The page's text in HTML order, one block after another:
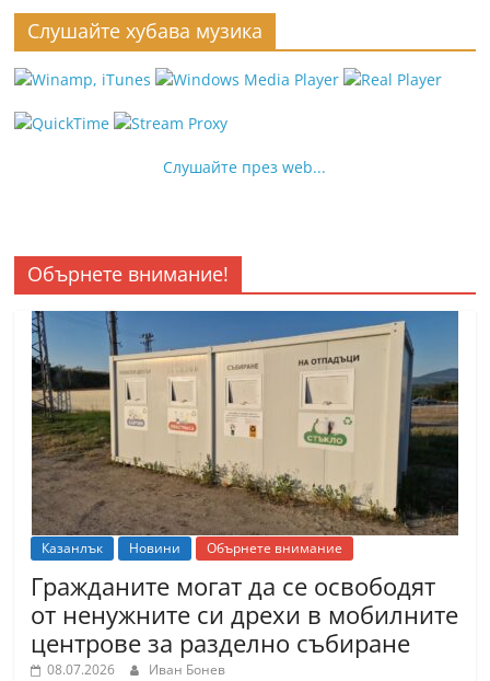
Слушайте хубава музика
Слушайте през web...
Обърнете внимание!
Казанлък Новини Обърнете внимание
Гражданите могат да се освободят
от ненужните си дрехи в мобилните
центрове за разделно събиране
08.07.2026 Иван Бонев